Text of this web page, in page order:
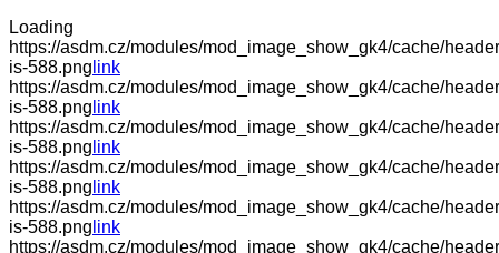
Loading
https://asdm.cz/modules/mod_image_show_gk4/cache/
is-588.png link
https://asdm.cz/modules/mod_image_show_gk4/cache/
is-588.png link
https://asdm.cz/modules/mod_image_show_gk4/cache/
is-588.png link
https://asdm.cz/modules/mod_image_show_gk4/cache/
is-588.png link
https://asdm.cz/modules/mod_image_show_gk4/cache/
is-588.png link
https://asdm.cz/modules/mod_image_show_gk4/cache/